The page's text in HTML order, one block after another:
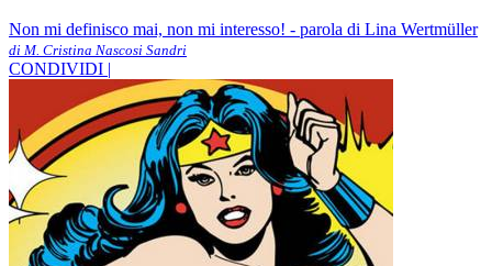
Non mi definisco mai, non mi interesso! - parola di Lina Wertmüller
di M. Cristina Nascosi Sandri
CONDIVIDI |